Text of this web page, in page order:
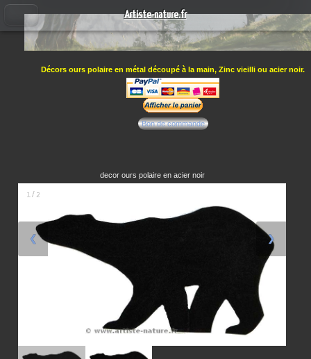
Décors ours polaire en métal découpé à la main, Zinc vieilli ou acier noir.
Bon de commande
decor ours polaire en acier noir
1 / 2
❮ ❯
Artiste-nature.fr